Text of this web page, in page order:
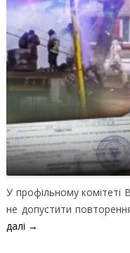
У профільному комітеті
не допустити
далі →